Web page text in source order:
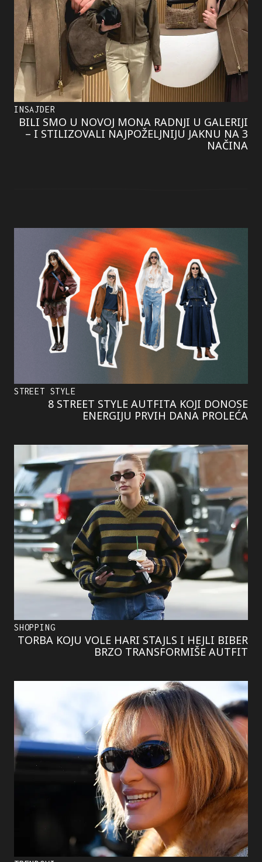
INSAJDER
BILI SMO U NOVOJ MONA RADNJI U GALERIJI
– I STILIZOVALI NAJPOŽELJNIJU JAKNU NA 3
NAČINA
STREET STYLE
8 STREET STYLE AUTFITA KOJI DONOSE
ENERGIJU PRVIH DANA PROLEĆA
SHOPPING
TORBA KOJU VOLE HARI STAJLS I HEJLI BIBER
BRZO TRANSFORMIŠE AUTFIT